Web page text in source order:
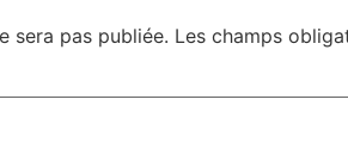
sera pas publiée. Les champs